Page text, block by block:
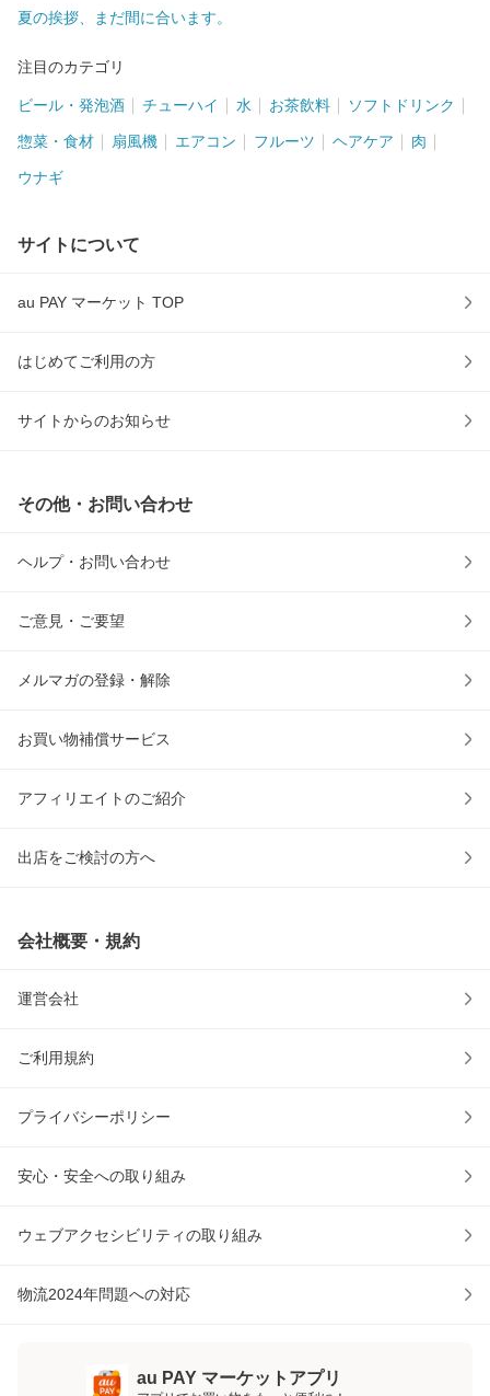
夏の挨拶、まだ間に合います。
注目のカテゴリ
ビール・発泡酒 チューハイ 水 お茶飲料 ソフトドリンク
惣菜・食材 扇風機 エアコン フルーツ ヘアケア 肉
ウナギ
サイトについて
au PAY マーケット TOP
はじめてご利用の方
サイトからのお知らせ
その他・お問い合わせ
ヘルプ・お問い合わせ
ご意見・ご要望
メルマガの登録・解除
お買い物補償サービス
アフィリエイトのご紹介
出店をご検討の方へ
会社概要・規約
運営会社
ご利用規約
プライバシーポリシー
安心・安全への取り組み
ウェブアクセシビリティの取り組み
物流2024年問題への対応
au PAY マーケットアプリ